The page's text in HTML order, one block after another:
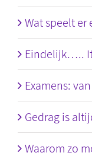
Wat speelt
Eindelijk…..
Examens:
Gedrag is
Waarom zo